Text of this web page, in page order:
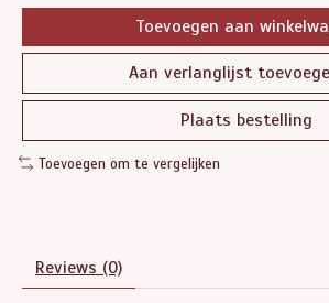
Toevoegen aan
Aan verlanglijst
Plaats bestelling
Toevoegen om te vergelijken
Reviews (0)